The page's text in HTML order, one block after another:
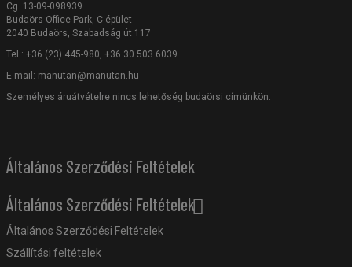
Cg. 13-09-098939
Budaörs Office Park, C épület
2040 Budaörs, Szabadság út 117
Tel.: +36 (23) 445-980, +36 30 503 6039
E-mail: manutan@manutan.hu
Személyes áruátvételre nincs lehetőség budaörsi címünkön.
Általános Szerződési Feltételek
Általános Szerződési Feltételek
Általános Szerződési Feltételek
Szállítási feltételek